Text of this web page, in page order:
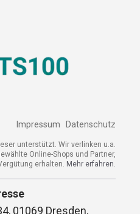
Impressum Datenschutz
unterstützt. Wir verlinken u.a.
Online-Shops und Partner,
erhalten. Mehr erfahren.
01069 Dresden,